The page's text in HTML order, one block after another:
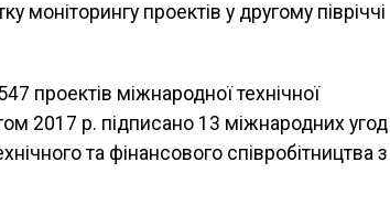
проектів у другому півріччі
проектів міжнародної технічної
2017 р. підписано 13 міжнародних угод
та фінансового співробітництва з